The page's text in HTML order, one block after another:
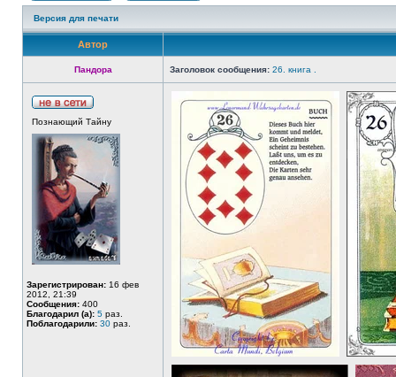
Версия для печати
Автор
Пандора Заголовок сообщения: 26. книга .
Познающий Тайну
Зарегистрирован: 16 фев
2012, 21:39
Сообщения: 400
Благодарил (а): 5 раз.
Поблагодарили: 30 раз.